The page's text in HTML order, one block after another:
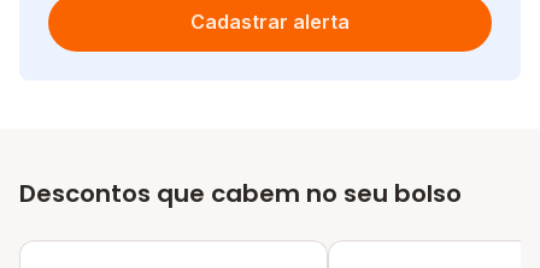
Cadastrar alerta
Descontos que cabem no seu bolso